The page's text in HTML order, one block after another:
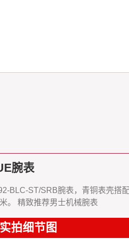
腕表
BLC-ST/SRB腕表，青铜表壳
。 精致推荐男士机械腕表
拍细节图